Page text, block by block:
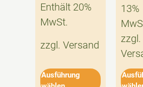
Enthält 20%
MwSt.
zzgl. Versand
Ausführung
13%
zzgl.